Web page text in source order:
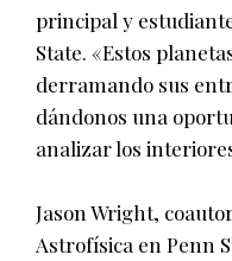
principal y
State. «Estos
derramando sus
dándonos una
analizar los
Jason Wright,
Astrofísica en Penn